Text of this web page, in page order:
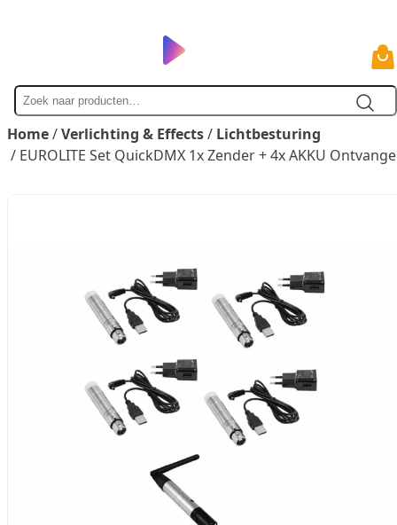
Zoek
naar
Home/Verlichting & Effects/ Lichtbesturing
/ EUROLITE Set QuickDMX 1x Zender + 4x AKKU